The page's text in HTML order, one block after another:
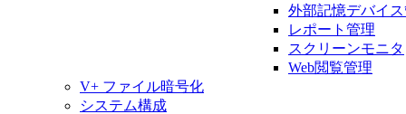
外部記憶デバイ
レポート管理
スクリーンモニタ
Web閲覧管理
V+ ファイル暗号化
システム構成